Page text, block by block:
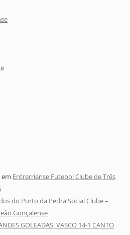
em Entrerriense Futebol Clube de Três
do Porto da Pedra Social Clube –
Gonçalense
GOLEADAS: VASCO 14-1 CANTO